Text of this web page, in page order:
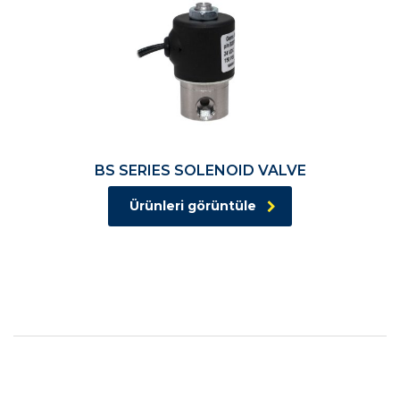
BS SERIES SOLENOID VALVE
Ürünleri görüntüle